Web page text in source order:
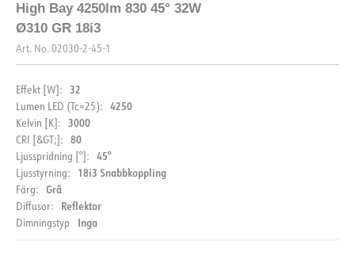
High Bay 4250lm 830 45° 32W
Ø310 GR 18i3
Art. No. 02030-2-45-1
Effekt [W]: 32
Lumen LED (Tc=25): 4250
Kelvin [K]: 3000
CRI [&GT;]: 80
Ljusspridning [°]: 45°
Ljusstyrning: 18i3 Snabbkoppling
Färg: Grå
Diffusor: Reflektor
Dimningstyp Inga